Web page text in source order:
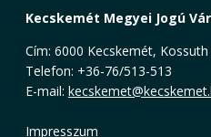
Kecskemét Megyei Jogú
Cím: 6000 Kecskemét,
Telefon: +36-76/513-513
E-mail:
Impresszum